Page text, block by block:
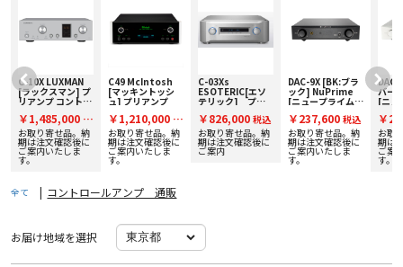
C-10X LUXMAN
[ラックスマン] プ
リアンプ コントロ
査定額20%アップ
実施中！
￥1,485,000 税
込
お取り寄せ品。納
期は注文確認後に
ご案内いたしま
す。
C49 McIntosh
[マッキントッシ
ュ] プリアンプ
￥1,210,000 税
込
お取り寄せ品。納
期は注文確認後に
ご案内いたしま
す。
C-03Xs
ESOTERIC[エソ
テリック] プリ
￥826,000 税込
お取り寄せ品。納
期は注文確認後に
ご案内
DAC-9X [BK:ブラ
ック] NuPrime
[ニュープライム]
取り査定額20%ア
ップ実施中！
￥237,600 税込
お取り寄せ品。納
期は注文確認後に
ご案内いたしま
す。
DAC-
バー
[ニュ
取り
ップ
￥
お取
期は
ご案
す。
全て | コントロールアンプ 通販
お届け地域を選択